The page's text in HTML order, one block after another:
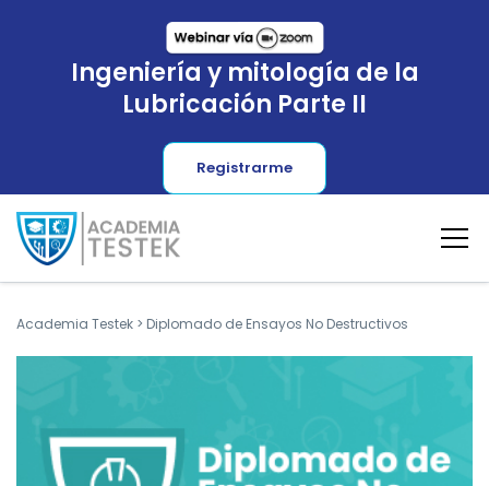
Ingeniería y mitología de la
Lubricación Parte II
Registrarme
Academia Testek > Diplomado de Ensayos No Destructivos